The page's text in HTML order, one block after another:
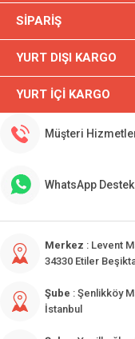
SIPARIŞ
YURT DIŞI KARGO
YURT İÇI KARGO
Müşteri
WhatsApp Destek
Merkez : Levent
34330 Etiler
Şube : Şenlikköy
İstanbul